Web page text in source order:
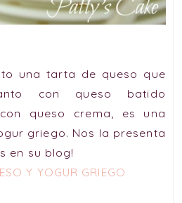
una tarta de queso que
con queso batido
queso crema, es una
griego. Nos la presenta
en su blog!
Y YOGUR GRIEGO